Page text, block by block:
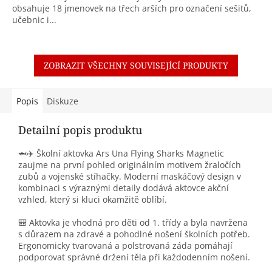
obsahuje 18 jmenovek na třech arších pro označení sešitů,
učebnic i...
ZOBRAZIT VŠECHNY SOUVISEJÍCÍ PRODUKTY
Popis Diskuze
Detailní popis produktu
🦈✈️ Školní aktovka Ars Una Flying Sharks Magnetic
zaujme na první pohled originálním motivem žraločích
zubů a vojenské stíhačky. Moderní maskáčový design v
kombinaci s výraznými detaily dodává aktovce akční
vzhled, který si kluci okamžitě oblíbí.
🎒 Aktovka je vhodná pro děti od 1. třídy a byla navržena
s důrazem na zdravé a pohodlné nošení školních potřeb.
Ergonomicky tvarovaná a polstrovaná záda pomáhají
podporovat správné držení těla při každodenním nošení.